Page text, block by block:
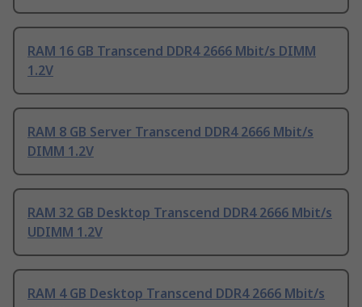
RAM 16 GB Transcend DDR4 2666 Mbit/s DIMM
1.2V
RAM 8 GB Server Transcend DDR4 2666 Mbit/s
DIMM 1.2V
RAM 32 GB Desktop Transcend DDR4 2666 Mbit/s
UDIMM 1.2V
RAM 4 GB Desktop Transcend DDR4 2666 Mbit/s